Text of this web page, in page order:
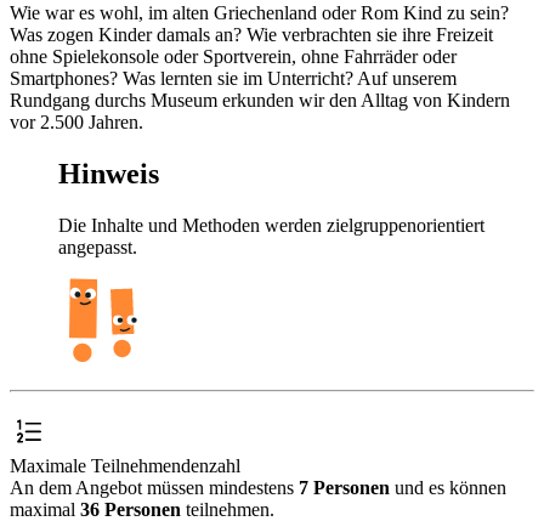
Wie war es wohl, im alten Griechenland oder Rom Kind zu sein?
Was zogen Kinder damals an? Wie verbrachten sie ihre Freizeit
ohne Spielekonsole oder Sportverein, ohne Fahrräder oder
Smartphones? Was lernten sie im Unterricht? Auf unserem
Rundgang durchs Museum erkunden wir den Alltag von Kindern
vor 2.500 Jahren.
Hinweis
Die Inhalte und Methoden werden zielgruppenorientiert
angepasst.
Maximale Teilnehmendenzahl
An dem Angebot müssen mindestens 7 Personen und es können
maximal 36 Personen teilnehmen.